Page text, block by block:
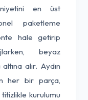
en üst
paketleme
hale getirip
beyaz
alır. Aydın
her bir parça,
kurulumu